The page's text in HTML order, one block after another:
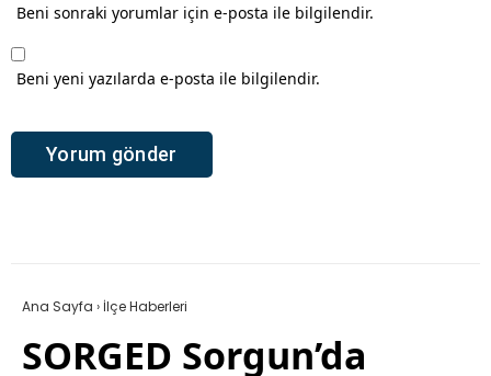
Beni sonraki yorumlar için e-posta ile bilgilendir.
Beni yeni yazılarda e-posta ile bilgilendir.
Ana Sayfa › İlçe Haberleri
SORGED Sorgun’da